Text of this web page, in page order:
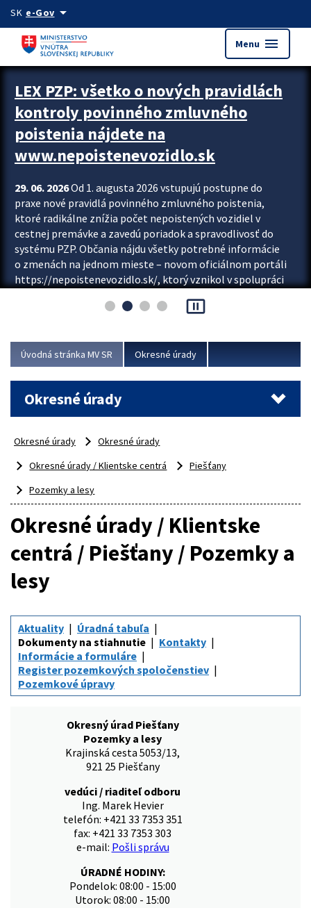
Preskocit na hlavný obsah
SK e-Govarrow_drop_down
Menu menu
Zastavit automatický posun upútavok
LEX PZP: všetko o nových pravidlách
kontroly povinného zmluvného
poistenia nájdete na
www.nepoistenevozidlo.sk
29. 06. 2026Od 1. augusta 2026 vstupujú postupne do
praxe nové pravidlá povinného zmluvného poistenia,
ktoré radikálne znížia počet nepoistených vozidiel v
cestnej premávke a zavedú poriadok a spravodlivosť do
systému PZP. Občania nájdu všetky potrebné informácie
o zmenách na jednom mieste – novom oficiálnom portáli
https://nepoistenevozidlo.sk/, ktorý vznikol v spolupráci
asociácie poisťovní (SLASPO) a Ministerstva vnútra SR.
Viac
pause_presentation
Úvodná stránka MV SR Okresné úrady
Okresné úrady
Okresné úrady
Okresné úrady
Okresné úrady / Klientske centrá
Piešťany
Pozemky a lesy
Okresné úrady / Klientske
centrá / Piešťany / Pozemky a
lesy
Aktuality
Úradná tabuľa
Dokumenty na stiahnutie
Kontakty
Informácie a formuláre
Register pozemkových spoločenstiev
Pozemkové úpravy
Okresný úrad Piešťany
Pozemky a lesy
Krajinská cesta 5053/13,
921 25 Piešťany
vedúci / riaditeľ odboru
Ing. Marek Hevier
telefón: +421 33 7353 351
fax: +421 33 7353 303
e-mail: Pošli správu
ÚRADNÉ HODINY:
Pondelok: 08:00 - 15:00
Utorok: 08:00 - 15:00